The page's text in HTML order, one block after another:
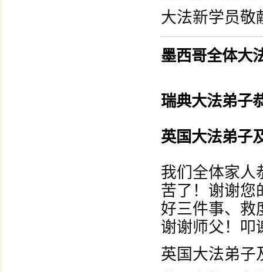
大法新学员敬
墨西哥全体大
瑞典大法弟子
英国大法弟子
我们全体家人
苦了！谢谢您
好三件事、救
谢谢师父！叩
英国大法弟子